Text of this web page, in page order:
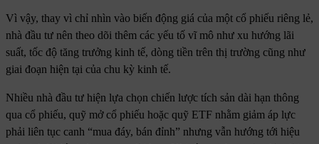
Vì vậy, thay vì chỉ nhìn vào biến động giá của một cổ phiếu riêng lẻ,
nhà đầu tư nên theo dõi thêm các yếu tố vĩ mô như xu hướng lãi
suất, tốc độ tăng trưởng kinh tế, dòng tiền trên thị trường cũng như
giai đoạn hiện tại của chu kỳ kinh tế.
Nhiều nhà đầu tư hiện lựa chọn chiến lược tích sản dài hạn thông
qua cổ phiếu, quỹ mở cổ phiếu hoặc quỹ ETF nhằm giảm áp lực
phải liên tục canh “mua đáy, bán đỉnh” nhưng vẫn hướng tới hiệu